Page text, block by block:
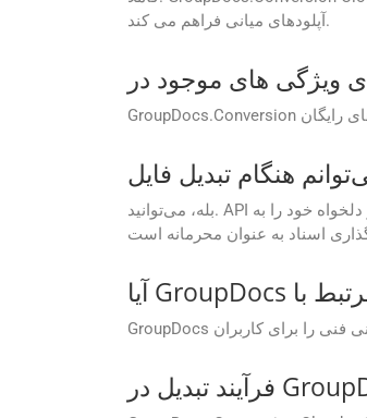
آپلودهای میانی فراهم می کند.
بله، می‌توانید. API به شما امکان می‌دهد هنگام تبدیل، متن یا تصویر دلخواه خود را به AC3 اضافه کنید. این یک راه عالی برای درج نام تجاری، افزودن اعلان‌های حق چاپ یا